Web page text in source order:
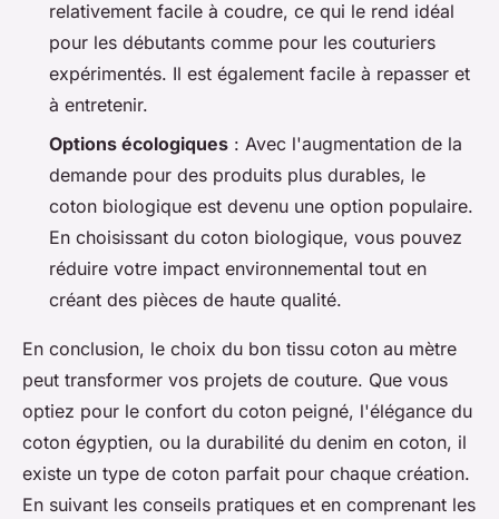
relativement facile à coudre, ce qui le rend idéal
pour les débutants comme pour les couturiers
expérimentés. Il est également facile à repasser et
à entretenir.
Options écologiques : Avec l'augmentation de la
demande pour des produits plus durables, le
coton biologique est devenu une option populaire.
En choisissant du coton biologique, vous pouvez
réduire votre impact environnemental tout en
créant des pièces de haute qualité.
En conclusion, le choix du bon tissu coton au mètre
peut transformer vos projets de couture. Que vous
optiez pour le confort du coton peigné, l'élégance du
coton égyptien, ou la durabilité du denim en coton, il
existe un type de coton parfait pour chaque création.
En suivant les conseils pratiques et en comprenant les